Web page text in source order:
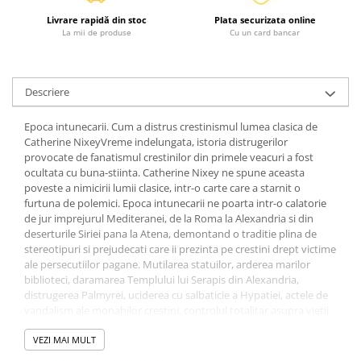
Diete si alimentatie sanatoasa
Fitness si frumusete
Diverse
Feng Shui
Medicina alternativa
Sa nu razi :((
Drept
Legislatie
Fictiune
Actiune si Aventura
Actiune,aventura
Clasici
Crime, Thriller, Mistery
Fantasy
Istorica
Livrare rapidă din stoc
La mii de produse
Plata securizata online
Cu un card bancar
Descriere
Epoca intunecarii. Cum a distrus crestinismul lumea clasica de
Catherine NixeyVreme indelungata, istoria distrugerilor
provocate de fanatismul crestinilor din primele veacuri a fost
ocultata cu buna-stiinta. Catherine Nixey ne spune aceasta
poveste a nimicirii lumii clasice, intr-o carte care a starnit o
furtuna de polemici. Epoca intunecarii ne poarta intr-o calatorie
de jur imprejurul Mediteranei, de la Roma la Alexandria si din
deserturile Siriei pana la Atena, demontand o traditie plina de
stereotipuri si prejudecati care ii prezinta pe crestini drept victime
ale persecutiilor pagane. Mutilarea statuilor, arderea marilor
biblioteci, daramarea Templului lui Serapis din Alexandria,
distrugerea Palmyrei, uciderea cu salbaticie a Hypatiei, actele de
private, interzicerea filozofiei, misoginia, intoleranta si ura fata de
ceilalti sunt ipostazele mai putin cunoscute ale primelor secole de
VEZI MAI MULT